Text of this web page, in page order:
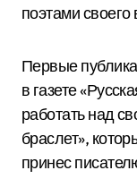
поэтами
Первые
в газете
работать над
браслет»,
принес